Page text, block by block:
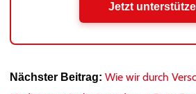
Jetzt
Nächster Beitrag: Wie wir durch